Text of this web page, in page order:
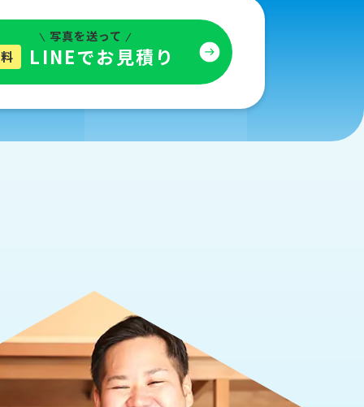
写真を送って
LINEでお見積り